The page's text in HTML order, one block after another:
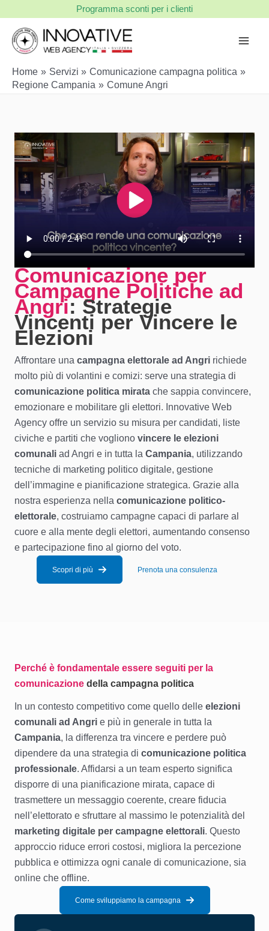
contenuto
Programma sconti per i clienti
Home Servizi
Comunicazione campagna politica
Regione Campania
Comune Angri
Comunicazione per
Campagne Politiche ad
Angri: Strategie
Vincenti per Vincere le
Elezioni
Affrontare una campagna elettorale ad Angri richiede
molto più di volantini e comizi: serve una strategia di
comunicazione politica mirata che sappia convincere,
emozionare e mobilitare gli elettori. Innovative Web
Agency offre un servizio su misura per candidati, liste
civiche e partiti che vogliono vincere le elezioni
comunali ad Angri e in tutta la Campania, utilizzando
tecniche di marketing politico digitale, gestione
dell’immagine e pianificazione strategica. Grazie alla
nostra esperienza nella comunicazione politico-
elettorale, costruiamo campagne capaci di parlare al
cuore e alla mente degli elettori, aumentando consenso
e partecipazione fino al giorno del voto.
Scopri di più Prenota una consulenza
Perché è fondamentale essere seguiti per la
comunicazione della campagna politica
In un contesto competitivo come quello delle elezioni
comunali ad Angri e più in generale in tutta la
Campania, la differenza tra vincere e perdere può
dipendere da una strategia di comunicazione politica
professionale. Affidarsi a un team esperto significa
disporre di una pianificazione mirata, capace di
trasmettere un messaggio coerente, creare fiducia
nell’elettorato e sfruttare al massimo le potenzialità del
marketing digitale per campagne elettorali. Questo
approccio riduce errori costosi, migliora la percezione
pubblica e ottimizza ogni canale di comunicazione, sia
online che offline.
Come sviluppiamo la campagna